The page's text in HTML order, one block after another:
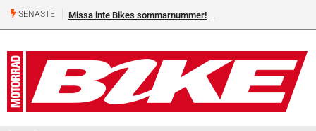
SENASTE Missa inte Bikes sommarnummer!